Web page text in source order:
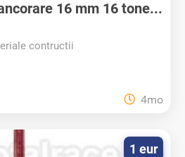
16 mm 16 tone...
contructii
4mo
1 eur